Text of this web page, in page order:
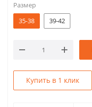
Размер
35-38
39-42
Купить в 1 клик